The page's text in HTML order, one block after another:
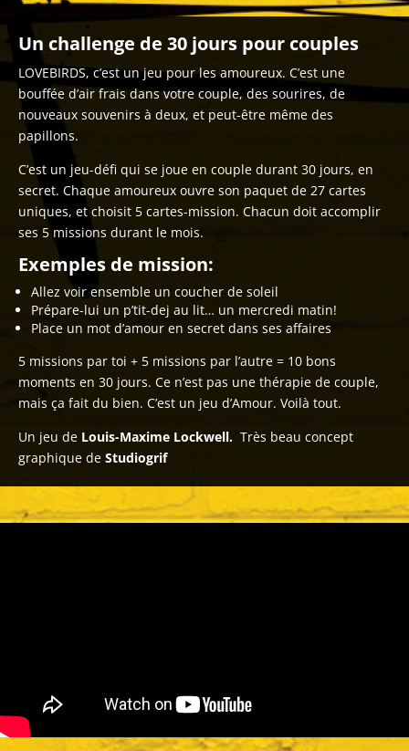
Un challenge de 30 jours pour couples
LOVEBIRDS, c’est un jeu pour les amoureux. C’est une
bouffée d’air frais dans votre couple, des sourires, de
nouveaux souvenirs à deux, et peut-être même des
papillons.
C’est un jeu-défi qui se joue en couple durant 30 jours, en
secret. Chaque amoureux ouvre son paquet de 27 cartes
uniques, et choisit 5 cartes-mission. Chacun doit accomplir
ses 5 missions durant le mois.
Exemples de mission:
Allez voir ensemble un coucher de soleil
Prépare-lui un p’tit-dej au lit… un mercredi matin!
Place un mot d’amour en secret dans ses affaires
5 missions par toi + 5 missions par l’autre = 10 bons
moments en 30 jours. Ce n’est pas une thérapie de couple,
mais ça fait du bien. C’est un jeu d’Amour. Voilà tout.
Un jeu de Louis-Maxime Lockwell. Très beau concept
graphique de Studiogrif